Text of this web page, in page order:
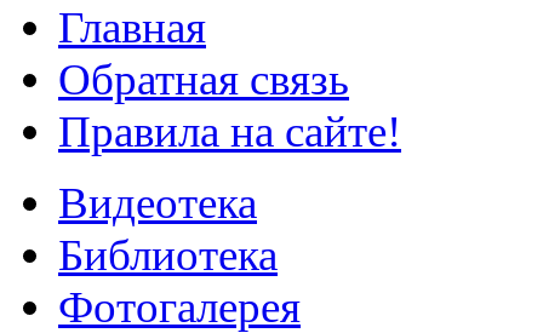
Главная
Обратная связь
Правила на сайте!
Видеотека
Библиотека
Фотогалерея